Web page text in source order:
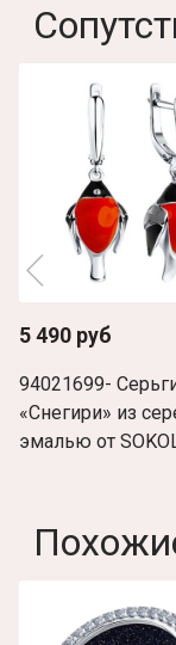
5 490 руб
94021699-
«Снегири» из
эмалью от